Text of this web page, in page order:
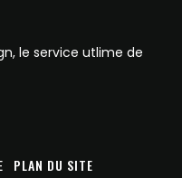
le service utlime de
PLAN DU SITE